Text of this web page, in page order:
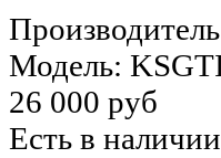
Модель:
26 000 руб
Есть в наличии